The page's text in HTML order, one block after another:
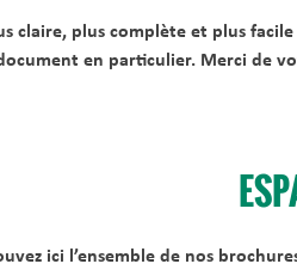
claire, plus complète et plus
en particulier. Merci de
ici l’ensemble de nos